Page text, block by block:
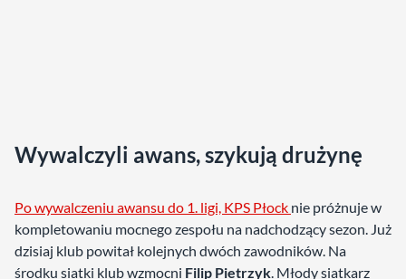
Wywalczyli awans, szykują drużynę
Po wywalczeniu awansu do 1. ligi, KPS Płock nie próżnuje w
kompletowaniu mocnego zespołu na nadchodzący sezon. Już
dzisiaj klub powitał kolejnych dwóch zawodników. Na
środku siatki klub wzmocni Filip Pietrzyk. Młody siatkarz